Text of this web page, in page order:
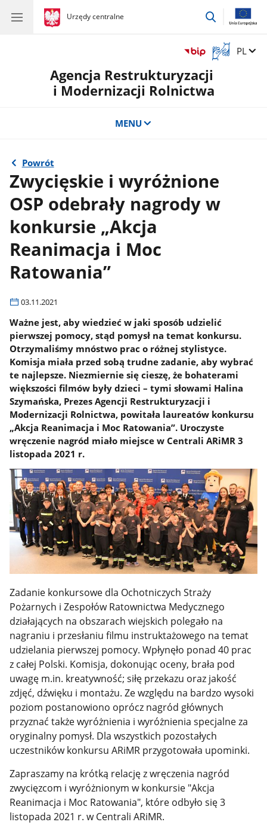
gov.pl
Urzędy centralne
gov.pl
Urzędy
przejdź
Otwórz
okno
z
tłumaczem
Zmień
PL
Agencja Restrukturyzacji
i Modernizacji Rolnictwa
MENU
Powrót
Zwycięskie i wyróżnione
OSP odebrały nagrody w
konkursie „Akcja
Reanimacja i Moc
Ratowania”
03.11.2021
Ważne jest, aby wiedzieć w jaki sposób udzielić
pierwszej pomocy, stąd pomysł na temat konkursu.
Otrzymaliśmy mnóstwo prac o różnej stylistyce.
Komisja miała przed sobą trudne zadanie, aby wybrać
te najlepsze. Niezmiernie się cieszę, że bohaterami
większości filmów były dzieci – tymi słowami Halina
Szymańska, Prezes Agencji Restrukturyzacji i
Modernizacji Rolnictwa, powitała laureatów konkursu
„Akcja Reanimacja i Moc Ratowania”. Uroczyste
wręczenie nagród miało miejsce w Centrali ARiMR 3
listopada 2021 r.
Zadanie konkursowe dla Ochotniczych Straży
Pożarnych i Zespołów Ratownictwa Medycznego
działających na obszarach wiejskich polegało na
nagraniu i przesłaniu filmu instruktażowego na temat
udzielania pierwszej pomocy. Wpłynęło ponad 40 prac
z całej Polski. Komisja, dokonując oceny, brała pod
uwagę m.in. kreatywność; siłę przekazu oraz jakość
zdjęć, dźwięku i montażu. Ze względu na bardzo wysoki
poziom postanowiono oprócz nagród głównych
przyznać także wyróżnienia i wyróżnienia specjalne za
oryginalny pomysł. Dla wszystkich pozostałych
uczestników konkursu ARiMR przygotowała upominki.
Zapraszamy na krótką relację z wręczenia nagród
zwycięzcom i wyróżnionym w konkursie "Akcja
Reanimacja i Moc Ratowania", które odbyło się 3
listopada 2021 r. w Centrali ARiMR.